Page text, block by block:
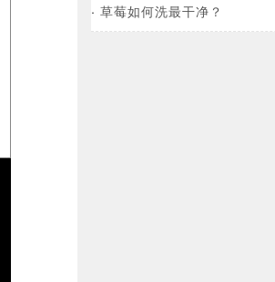
· 草莓如何洗最干净？